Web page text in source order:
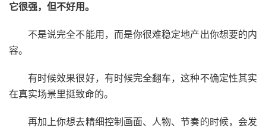
它很强，但不好用。
不是说完全不能用，而是你很难稳定地产出你想要的内
容。
有时候效果很好，有时候完全翻车，这种不确定性其实
在真实场景里挺致命的。
再加上你想去精细控制画面、人物、节奏的时候，会发